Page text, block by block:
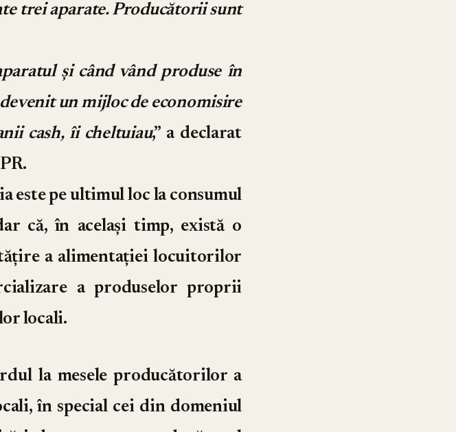
trei aparate. Producătorii sunt
și când vând produse în
un mijloc de economisire
cash, îi cheltuiau,” a declarat
este pe ultimul loc la consumul
că, în același timp, există o
a alimentației locuitorilor
a produselor proprii
locali.
la mesele producătorilor a
în special cei din domeniul